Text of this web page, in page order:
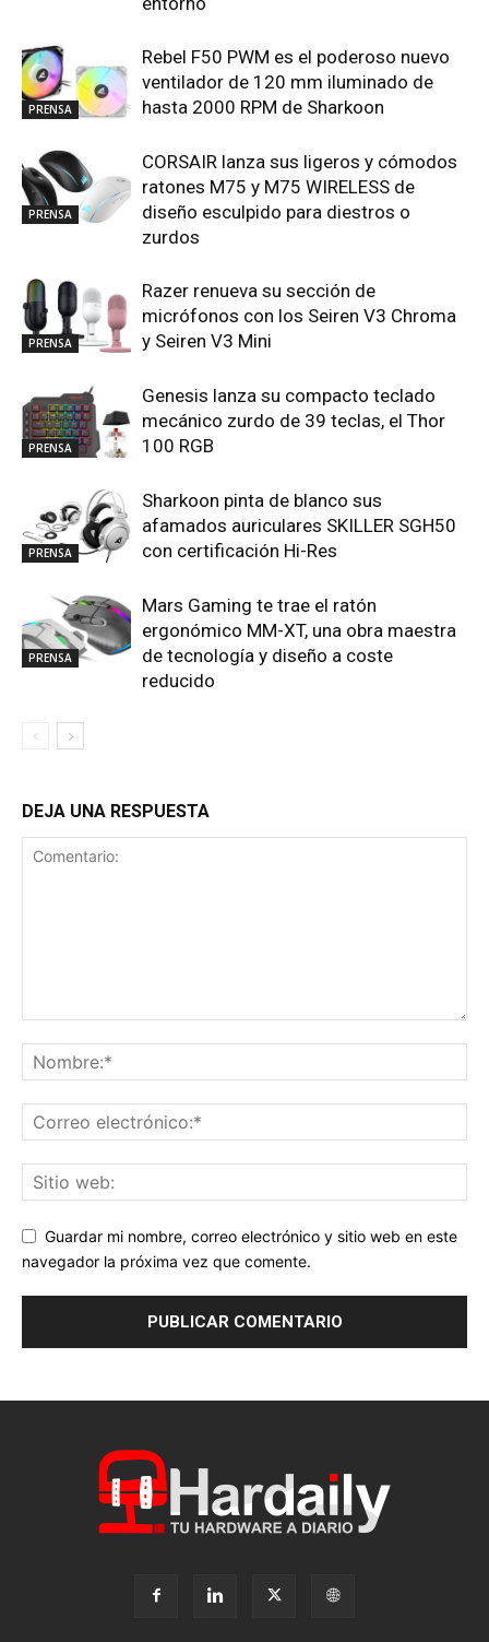
PRENSA
Rebel F50 PWM es el poderoso nuevo
ventilador de 120 mm iluminado de
hasta 2000 RPM de Sharkoon
PRENSA
CORSAIR lanza sus ligeros y cómodos
ratones M75 y M75 WIRELESS de
diseño esculpido para diestros o
zurdos
PRENSA
Razer renueva su sección de
micrófonos con los Seiren V3 Chroma
y Seiren V3 Mini
PRENSA
Genesis lanza su compacto teclado
mecánico zurdo de 39 teclas, el Thor
100 RGB
PRENSA
Sharkoon pinta de blanco sus
afamados auriculares SKILLER SGH50
con certificación Hi-Res
PRENSA
Mars Gaming te trae el ratón
ergonómico MM-XT, una obra maestra
de tecnología y diseño a coste
reducido
DEJA UNA RESPUESTA
Guardar mi nombre, correo electrónico y sitio web en este
navegador la próxima vez que comente.